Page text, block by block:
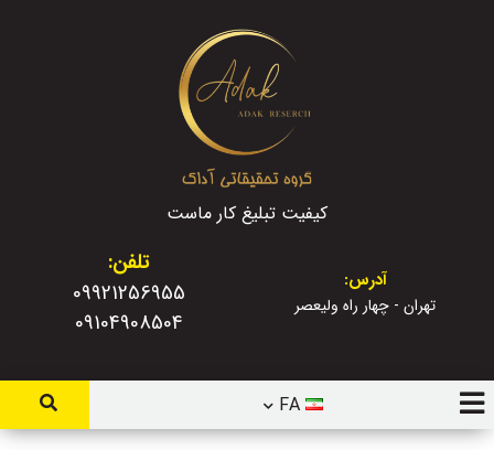
کیفیت تبلیغ کار ماست
آدرس:
تهران - چهار راه ولیعصر
تلفن:
09921256955
09104908504
FA